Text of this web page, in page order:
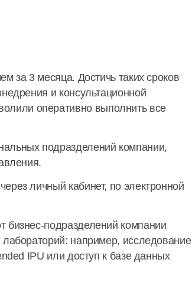
за 3 месяца. Достичь таких сроков
и консультационной
оперативно выполнить все
подразделений компании,
личный кабинет, по электронной
бизнес-подразделений компании
например, исследование
IPU или доступ к базе данных